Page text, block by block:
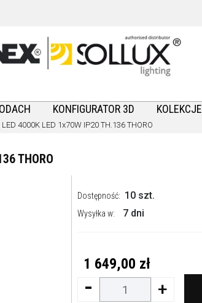
KONFIGURATOR 3D KOLEKCJE
4000K LED 1x70W IP20 TH.136 THORO
THORO
Dostępność: 10 szt.
Wysyłka w: 7 dni
1 649,00 zł
- +